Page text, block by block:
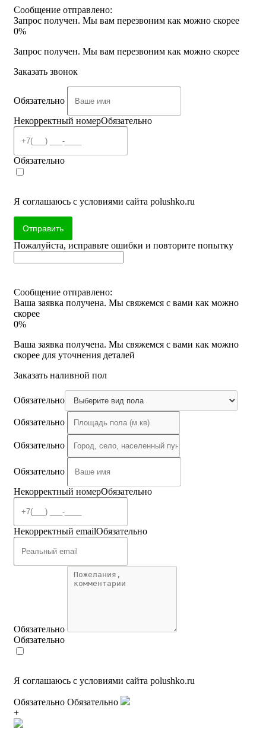
Сообщение отправлено:
Запрос получен. Мы вам перезвоним как можно скорее
0%
Запрос получен. Мы вам перезвоним как можно скорее
Заказать звонок
Обязательно
Некорректный номерОбязательно
Обязательно
Я соглашаюсь с условиями сайта polushko.ru
Отправить
Пожалуйста, исправьте ошибки и повторите попытку
Сообщение отправлено:
Ваша заявка получена. Мы свяжемся с вами как можно
скорее
0%
Ваша заявка получена. Мы свяжемся с вами как можно
скорее для уточнения деталей
Заказать наливной пол
Обязательно
Обязательно
Обязательно
Обязательно
Некорректный номерОбязательно
Некорректный emailОбязательно
Обязательно
Обязательно
Я соглашаюсь с условиями сайта polushko.ru
Обязательно Обязательно
+